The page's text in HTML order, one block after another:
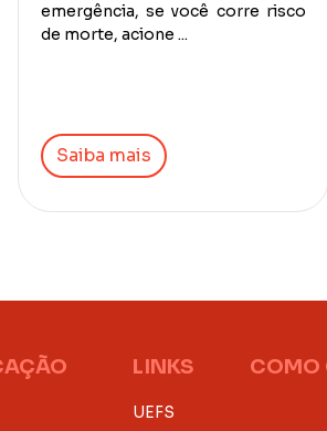
emergência, se você corre risco
de morte, acione ...
Saiba mais
LINKS
UEFS
COMO